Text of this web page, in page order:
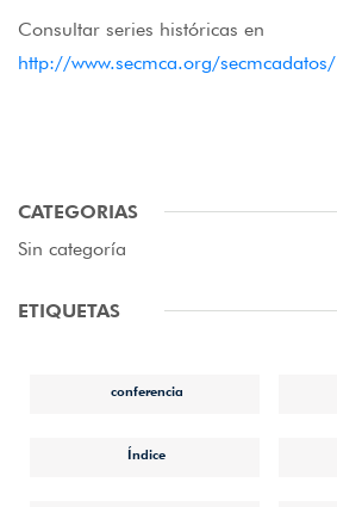
Consultar series históricas en
http://www.secmca.org/secmcadatos/
CATEGORIAS
Sin categoría
ETIQUETAS
conferencia
Índice